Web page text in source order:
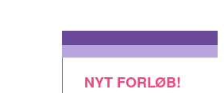
NYT FORLØB!